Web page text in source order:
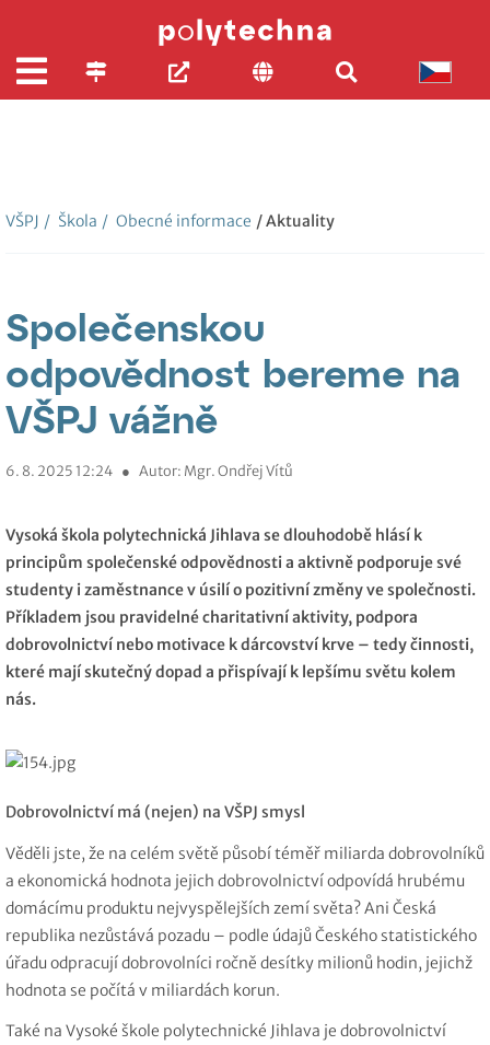
VŠPJ / Škola / Obecné informace / Aktuality
Společenskou
odpovědnost bereme na
VŠPJ vážně
6. 8. 2025 12:24 ● Autor: Mgr. Ondřej Vítů
Vysoká škola polytechnická Jihlava se dlouhodobě hlásí k
principům společenské odpovědnosti a aktivně podporuje své
studenty i zaměstnance v úsilí o pozitivní změny ve společnosti.
Příkladem jsou pravidelné charitativní aktivity, podpora
dobrovolnictví nebo motivace k dárcovství krve – tedy činnosti,
které mají skutečný dopad a přispívají k lepšímu světu kolem
nás.
Dobrovolnictví má (nejen) na VŠPJ smysl
Věděli jste, že na celém světě působí téměř miliarda dobrovolníků
a ekonomická hodnota jejich dobrovolnictví odpovídá hrubému
domácímu produktu nejvyspělejších zemí světa? Ani Česká
republika nezůstává pozadu – podle údajů Českého statistického
úřadu odpracují dobrovolníci ročně desítky milionů hodin, jejichž
hodnota se počítá v miliardách korun.
Také na Vysoké škole polytechnické Jihlava je dobrovolnictví